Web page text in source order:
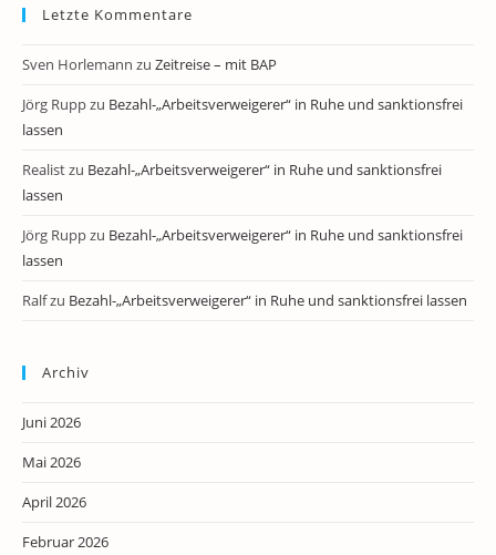
Letzte Kommentare
Sven Horlemann zu Zeitreise – mit BAP
Jörg Ruppzu Bezahl-„Arbeitsverweigerer“ in Ruhe und sanktionsfrei
lassen
Realistzu Bezahl-„Arbeitsverweigerer“ in Ruhe und sanktionsfrei
lassen
Jörg Ruppzu Bezahl-„Arbeitsverweigerer“ in Ruhe und sanktionsfrei
lassen
Ralfzu Bezahl-„Arbeitsverweigerer“ in Ruhe und sanktionsfrei lassen
Archiv
Juni 2026
Mai 2026
April 2026
Februar 2026